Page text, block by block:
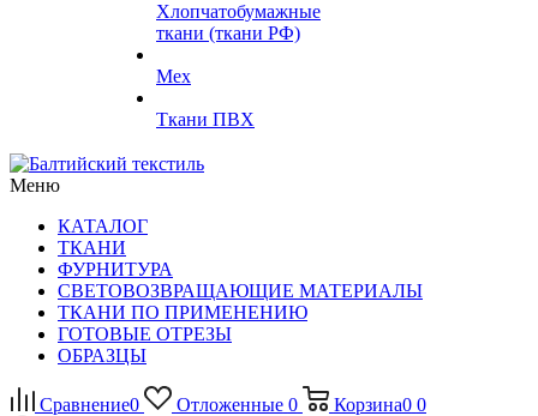
Хлопчатобумажные
ткани (ткани РФ)
Мех
Ткани ПВХ
Меню
КАТАЛОГ
ТКАНИ
ФУРНИТУРА
СВЕТОВОЗВРАЩАЮЩИЕ МАТЕРИАЛЫ
ТКАНИ ПО ПРИМЕНЕНИЮ
ГОТОВЫЕ ОТРЕЗЫ
ОБРАЗЦЫ
Сравнение0 Отложенные 0 Корзина0 0